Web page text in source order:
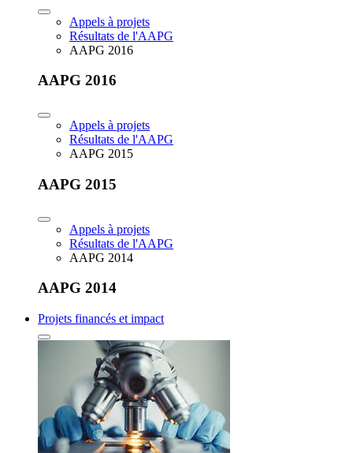
Appels à projets
Résultats de l'AAPG
AAPG 2016
AAPG 2016
Appels à projets
Résultats de l'AAPG
AAPG 2015
AAPG 2015
Appels à projets
Résultats de l'AAPG
AAPG 2014
AAPG 2014
Projets financés et impact